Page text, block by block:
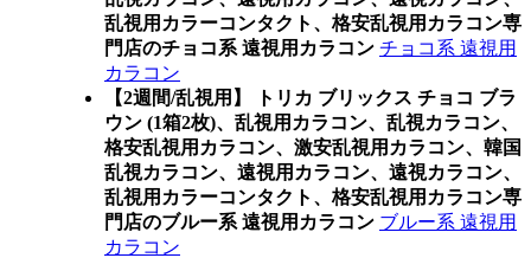
乱視用カラーコンタクト、格安乱視用カラコン専
門店のチョコ系 遠視用カラコン チョコ系 遠視用
カラコン
【2週間/乱視用】 トリカ ブリックス チョコ ブラ
ウン (1箱2枚)、乱視用カラコン、乱視カラコン、
格安乱視用カラコン、激安乱視用カラコン、韓国
乱視カラコン、遠視用カラコン、遠視カラコン、
乱視用カラーコンタクト、格安乱視用カラコン専
門店のブルー系 遠視用カラコン ブルー系 遠視用
カラコン